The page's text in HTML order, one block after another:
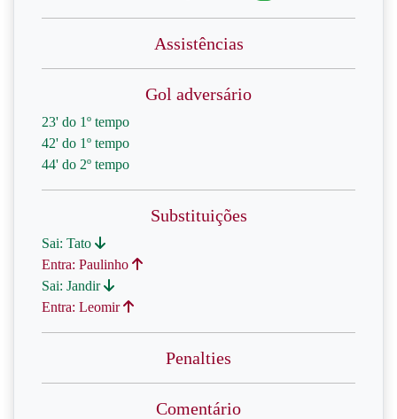
Assistências
Gol adversário
23' do 1º tempo
42' do 1º tempo
44' do 2º tempo
Substituições
Sai: Tato
Entra: Paulinho
Sai: Jandir
Entra: Leomir
Penalties
Comentário